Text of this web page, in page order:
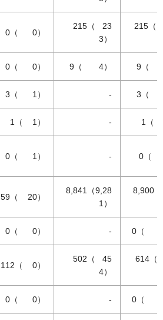
0（ 0）
215（ 23
3）
215
0（ 0） 9（ 4） 9（
3（ 1） - 3（
1（ 1） - 1（
0（ 1） - 0（
59（ 20）
8,841（9,28
1）
8,900
0（ 0） - 0（
112（ 0）
502（ 45
4）
614
0（ 0） - 0（